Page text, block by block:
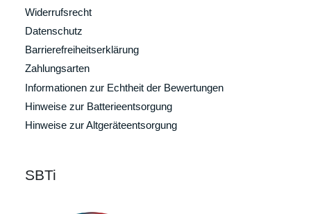
Widerrufsrecht
Datenschutz
Barrierefreiheitserklärung
Zahlungsarten
Informationen zur Echtheit der Bewertungen
Hinweise zur Batterieentsorgung
Hinweise zur Altgeräteentsorgung
SBTi